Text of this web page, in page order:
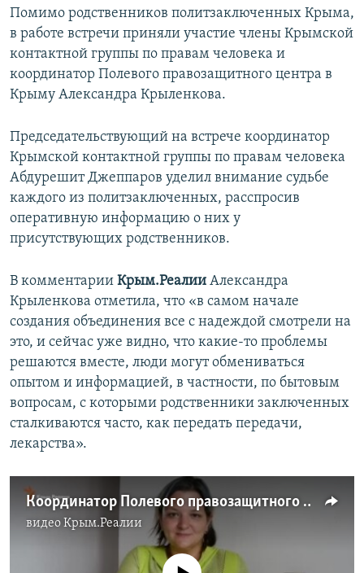
Помимо родственников политзаключенных Крыма,
в работе встречи приняли участие члены Крымской
контактной группы по правам человека и
координатор Полевого правозащитного центра в
Крыму Александра Крыленкова.
Председательствующий на встрече координатор
Крымской контактной группы по правам человека
Абдурешит Джеппаров уделил внимание судьбе
каждого из политзаключенных, расспросив
оперативную информацию о них у
присутствующих родственников.
В комментарии Крым.Реалии Александра
Крыленкова отметила, что «в самом начале
создания объединения все с надеждой смотрели на
это, и сейчас уже видно, что какие-то проблемы
решаются вместе, люди могут обмениваться
опытом и информацией, в частности, по бытовым
вопросам, с которыми родственники заключенных
сталкиваются часто, как передать передачи,
лекарства».
Координатор Полевого правозащитного центра о решении проблем политзаключенных
видеоКрым.Реалии
No media source currently available